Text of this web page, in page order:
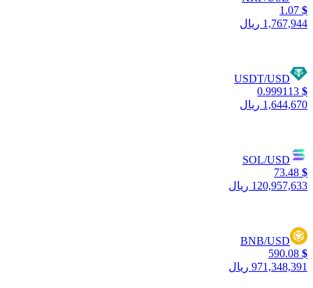
$
1.07
1,767,944 ریال
USDT/USD
$
0.999113
1,644,670 ریال
SOL/USD
$
73.48
120,957,633 ریال
BNB/USD
$
590.08
971,348,391 ریال